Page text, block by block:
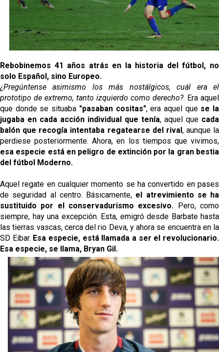
El Sevilla oficializa el traspaso de Sow
Miguel Sierra: La temporada pasada se vio
reflejado que podemos tirar para delante y
Diomande ya es madridista mientras Rodri agita el
mercado
OFICIAL | Juanlu se marcha al Bournemouth
Rebobinemos 41 años atrás en la historia del fútbol, no
solo Español, sino Europeo.
¿Pregúntense asimismo los más nostálgicos, cuál era el
prototipo de extremo, tanto izquierdo como derecho?. Era aquel
que donde se situaba "pasaban cositas", era aquel que se la
jugaba en cada acción individual que tenía, aquel que cada
balón que recogía intentaba regatearse del rival, aunque la
perdiese posteriormente. Ahora, en los tiempos que vivimos,
esa especie está en peligro de extinción por la gran bestia
del fútbol Moderno.
Aquel regate en cualquier momento se ha convertido en pases
de seguridad al centro. Básicamente, el atrevimiento se ha
sustituido por el conservadurismo excesivo. Pero, como
siempre, hay una excepción. Esta, emigró desde Barbate hasta
las tierras vascas, cerca del rio Deva, y ahora se encuentra en la
SD Eibar. Esa especie, está llamada a ser el revolucionario.
Esa especie, se llama, Bryan Gil.